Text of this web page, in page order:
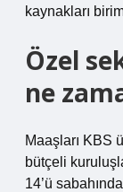
kaynakları
Özel
ne
Maaşları KBS
bütçeli
14’ü